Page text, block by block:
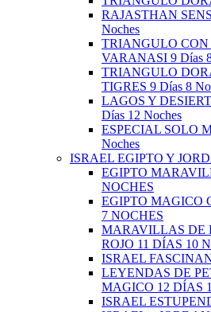
RAJASTHAN
Noches
TRIANGULO
VARANASI 9 Días
TRIANGULO
TIGRES 9 Días 8
LAGOS Y
Días 12 Noches
ESPECIAL SOLO
Noches
ISRAEL EGIPTO Y
EGIPTO
NOCHES
EGIPTO MAGICO
7 NOCHES
MARAVILLAS DE
ROJO 11 DÍAS 10
ISRAEL
LEYENDAS DE
MAGICO 12 DÍAS
ISRAEL